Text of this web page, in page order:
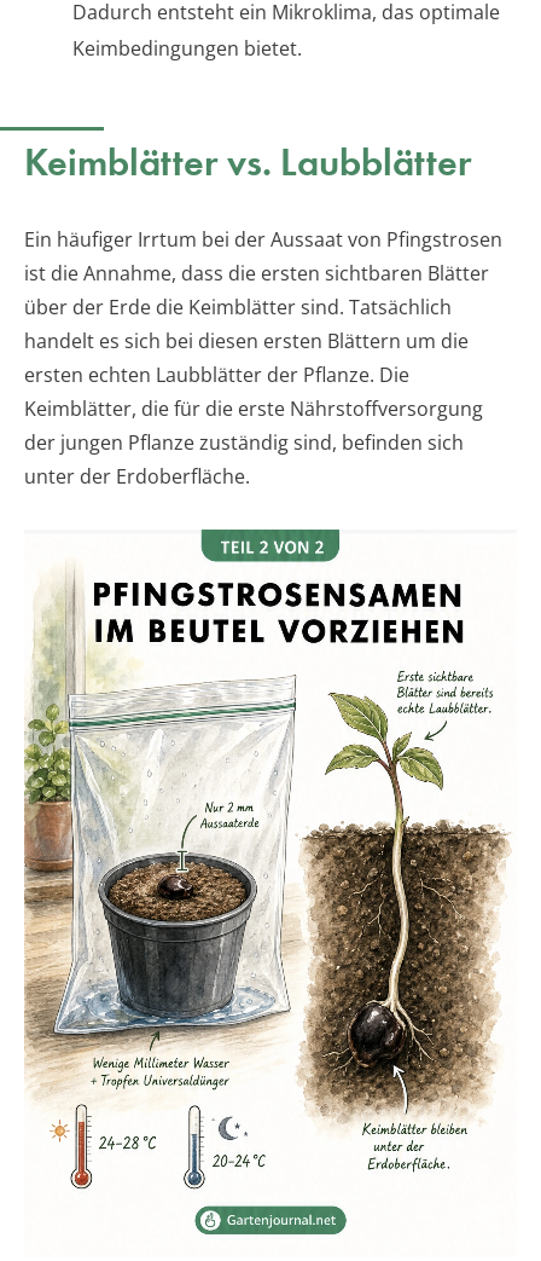
Dadurch entsteht ein Mikroklima, das optimale
Keimbedingungen bietet.
Keimblätter vs. Laubblätter
Ein häufiger Irrtum bei der Aussaat von Pfingstrosen
ist die Annahme, dass die ersten sichtbaren Blätter
über der Erde die Keimblätter sind. Tatsächlich
handelt es sich bei diesen ersten Blättern um die
ersten echten Laubblätter der Pflanze. Die
Keimblätter, die für die erste Nährstoffversorgung
der jungen Pflanze zuständig sind, befinden sich
unter der Erdoberfläche.